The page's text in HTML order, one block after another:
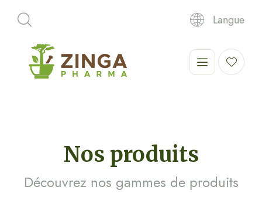
Langue
Nos produits
Découvrez nos gammes de produits